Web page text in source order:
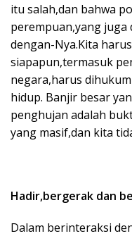
itu salah,dan bahwa
perempuan,yang juga
dengan-Nya.Kita
siapapun,termasuk
negara,harus
hidup. Banjir besar
penghujan adalah
yang masif,dan kita
Hadir,bergerak dan
Dalam berinteraksi